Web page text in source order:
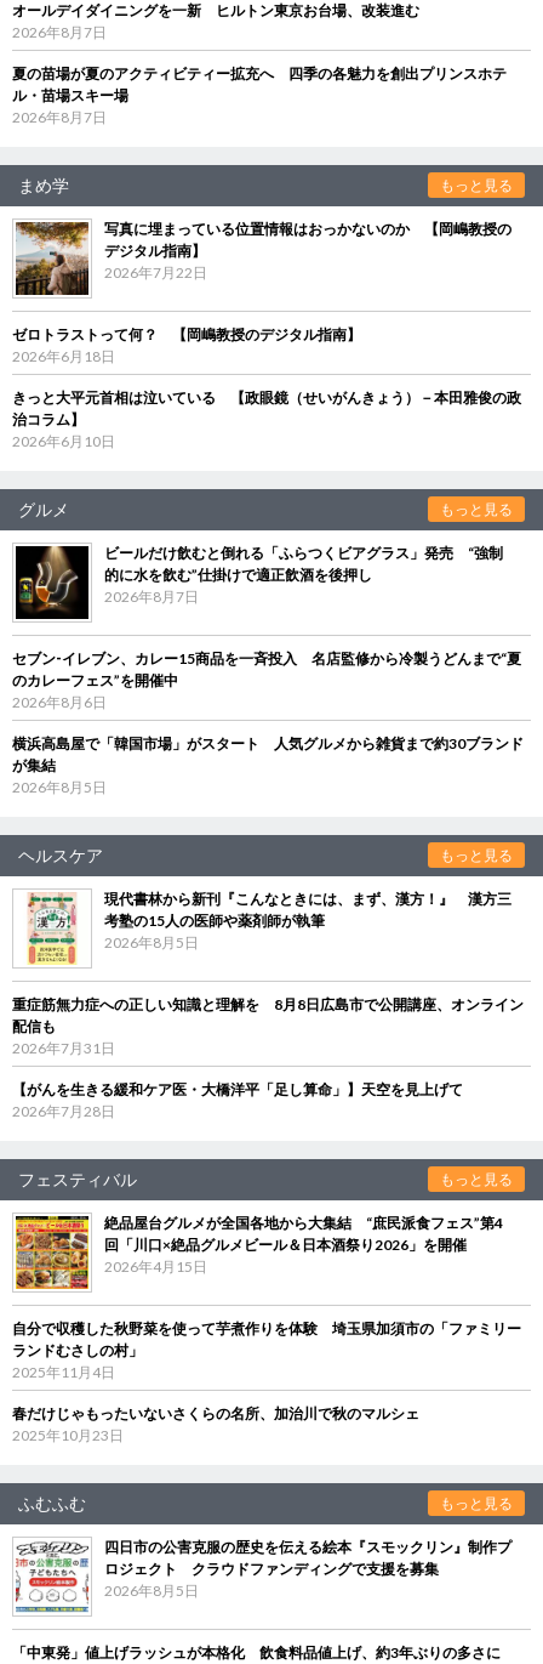
オールデイダイニングを一新 ヒルトン東京お台場、改装進む
2026年8月7日
夏の苗場が夏のアクティビティー拡充へ 四季の各魅力を創出プリンスホテ
ル・苗場スキー場
2026年8月7日
まめ学 もっと見る
写真に埋まっている位置情報はおっかないのか 【岡嶋教授の
デジタル指南】
2026年7月22日
ゼロトラストって何？ 【岡嶋教授のデジタル指南】
2026年6月18日
きっと大平元首相は泣いている 【政眼鏡（せいがんきょう）－本田雅俊の政
治コラム】
2026年6月10日
グルメ もっと見る
ビールだけ飲むと倒れる「ふらつくビアグラス」発売 “強制
的に水を飲む”仕掛けで適正飲酒を後押し
2026年8月7日
セブン‐イレブン、カレー15商品を一斉投入 名店監修から冷製うどんまで“夏
のカレーフェス”を開催中
2026年8月6日
横浜高島屋で「韓国市場」がスタート 人気グルメから雑貨まで約30ブランド
が集結
2026年8月5日
ヘルスケア もっと見る
現代書林から新刊『こんなときには、まず、漢方！』 漢方三
考塾の15人の医師や薬剤師が執筆
2026年8月5日
重症筋無力症への正しい知識と理解を 8月8日広島市で公開講座、オンライン
配信も
2026年7月31日
【がんを生きる緩和ケア医・大橋洋平「足し算命」】天空を見上げて
2026年7月28日
フェスティバル もっと見る
絶品屋台グルメが全国各地から大集結 “庶民派食フェス”第4
回「川口×絶品グルメビール＆日本酒祭り2026」を開催
2026年4月15日
自分で収穫した秋野菜を使って芋煮作りを体験 埼玉県加須市の「ファミリー
ランドむさしの村」
2025年11月4日
春だけじゃもったいないさくらの名所、加治川で秋のマルシェ
2025年10月23日
ふむふむ もっと見る
四日市の公害克服の歴史を伝える絵本『スモックリン』制作プ
ロジェクト クラウドファンディングで支援を募集
2026年8月5日
「中東発」値上げラッシュが本格化 飲食料品値上げ、約3年ぶりの多さに